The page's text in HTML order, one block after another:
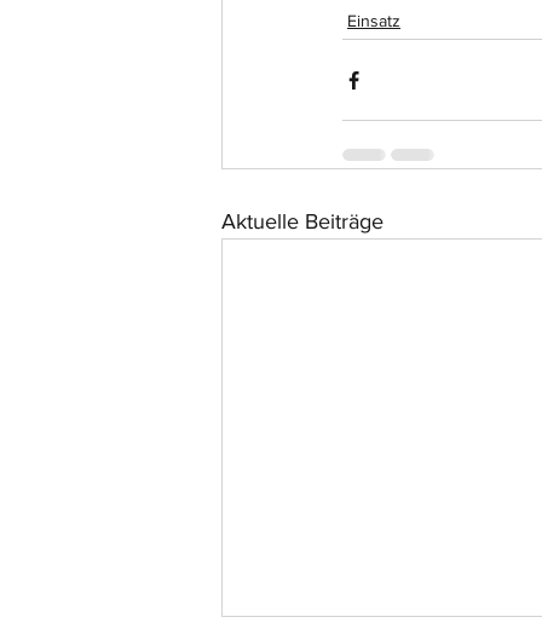
Einsatz
Aktuelle Beiträge